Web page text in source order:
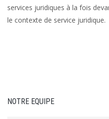
services juridiques à la fois
le contexte de service juridique.
NOTRE EQUIPE